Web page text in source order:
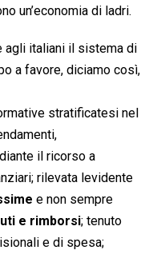
un’economia di ladri.
agli italiani il sistema di
a favore, diciamo così,
stratificatesi nel
il ricorso a
rilevata levidente
e non sempre
e rimborsi; tenuto
e di spesa;